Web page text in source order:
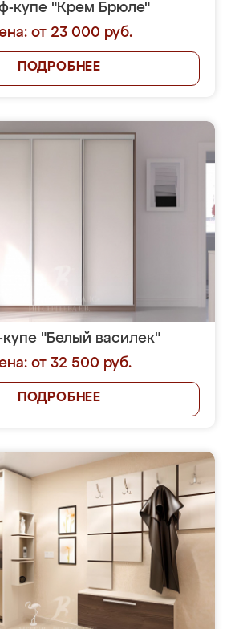
купе "Крем Брюле"
от 23 000 руб.
ПОДРОБНЕЕ
"Белый василек"
от 32 500 руб.
ПОДРОБНЕЕ